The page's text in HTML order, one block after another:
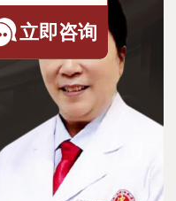
立即咨询